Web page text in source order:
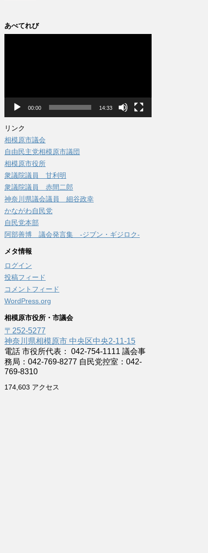
あべてれび
ー
00:00 14:33
リンク
相模原市議会
自由民主党相模原市議団
相模原市役所
衆議院議員 甘利明
衆議院議員 赤間二郎
神奈川県議会議員 細谷政幸
かながわ自民党
自民党本部
阿部善博 議会発言集 -ジブン・ギジロク-
メタ情報
ログイン
投稿フィード
コメントフィード
WordPress.org
相模原市役所・市議会
〒252-5277
神奈川県相模原市 中央区中央2-11-15
電話 市役所代表： 042-754-1111 議会事
務局：042-769-8277 自民党控室：042-
769-8310
174,603 アクセス